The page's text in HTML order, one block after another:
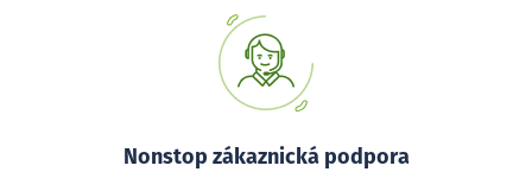
Nonstop zákaznická podpora